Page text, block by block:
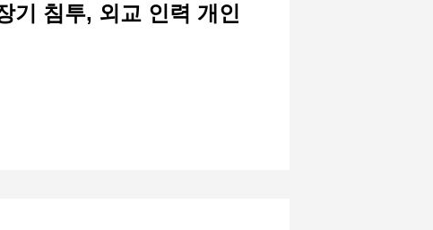
기 침투, 외교 인력 개인